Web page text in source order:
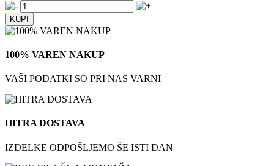
100% VAREN NAKUP
VAŠI PODATKI SO PRI NAS VARNI
HITRA DOSTAVA
IZDELKE ODPOŠLJEMO ŠE ISTI DAN